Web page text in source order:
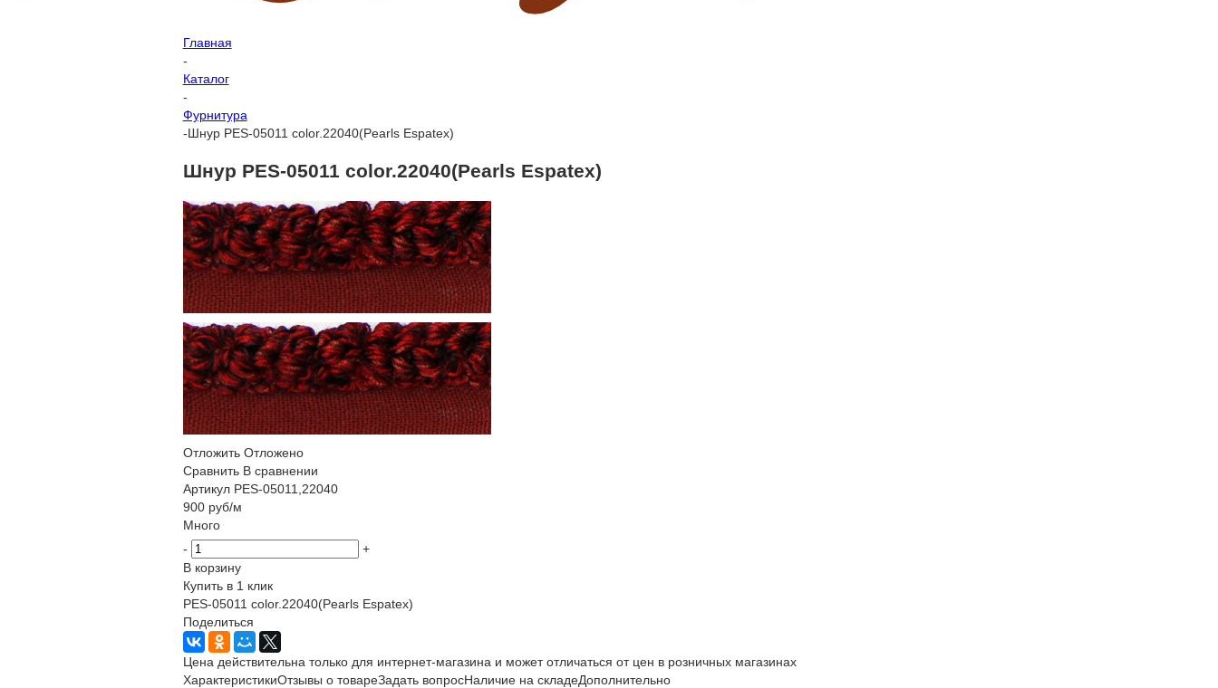
Главная
-
Каталог
-
Фурнитура
-Шнур PES-05011 color.22040(Pearls Espatex)
Шнур PES-05011 color.22040(Pearls Espatex)
Отложить Отложено
Сравнить В сравнении
Артикул PES-05011,22040
900руб/м
Много
-
+
В корзину
Купить в 1 клик
PES-05011 color.22040(Pearls Espatex)
Поделиться
Цена действительна только для интернет-магазина и может отличаться от цен в розничных магазинах
ХарактеристикиОтзывы о товареЗадать вопросНаличие на складеДополнительно